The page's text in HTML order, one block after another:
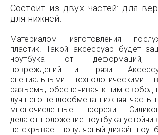
Состоит из двух частей: для
для нижней.
Материалом изготовления
пластик. Такой аксессуар будет
ноутбука от деформаций,
повреждений и грязи.
специальными технологическими
разъемы, обеспечивая к ним
лучшего теплообмена нижняя часть
многочисленные прорези.
делают положение ноутбука
не скрывает популярный дизайн